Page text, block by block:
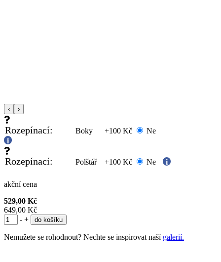
‹ ›
Rozepínací: Boky +100 Kč Ne
Rozepínací: Polštář +100 Kč Ne
akční cena
529,00 Kč
649,00 Kč
- +
Nemužete se rohodnout? Nechte se inspirovat naší galerií.